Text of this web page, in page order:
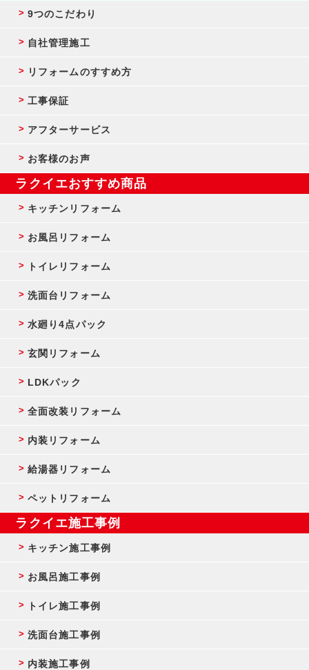
9つのこだわり
自社管理施工
リフォームのすすめ方
工事保証
アフターサービス
お客様のお声
ラクイエおすすめ商品
キッチンリフォーム
お風呂リフォーム
トイレリフォーム
洗面台リフォーム
水廻り4点パック
玄関リフォーム
LDKパック
全面改装リフォーム
内装リフォーム
給湯器リフォーム
ペットリフォーム
ラクイエ施工事例
キッチン施工事例
お風呂施工事例
トイレ施工事例
洗面台施工事例
内装施工事例